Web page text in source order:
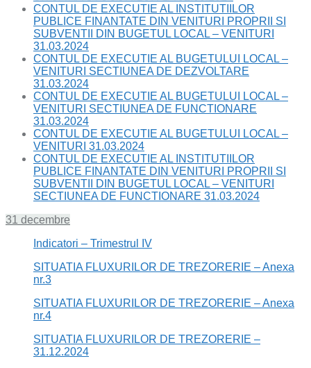
CONTUL DE EXECUTIE AL INSTITUTIILOR
PUBLICE FINANTATE DIN VENITURI PROPRII SI
SUBVENTII DIN BUGETUL LOCAL – VENITURI
31.03.2024
CONTUL DE EXECUTIE AL BUGETULUI LOCAL –
VENITURI SECTIUNEA DE DEZVOLTARE
31.03.2024
CONTUL DE EXECUTIE AL BUGETULUI LOCAL –
VENITURI SECTIUNEA DE FUNCTIONARE
31.03.2024
CONTUL DE EXECUTIE AL BUGETULUI LOCAL –
VENITURI 31.03.2024
CONTUL DE EXECUTIE AL INSTITUTIILOR
PUBLICE FINANTATE DIN VENITURI PROPRII SI
SUBVENTII DIN BUGETUL LOCAL – VENITURI
SECTIUNEA DE FUNCTIONARE 31.03.2024
31 decembre
Indicatori – Trimestrul IV
SITUATIA FLUXURILOR DE TREZORERIE – Anexa
nr.3
SITUATIA FLUXURILOR DE TREZORERIE – Anexa
nr.4
SITUATIA FLUXURILOR DE TREZORERIE –
31.12.2024